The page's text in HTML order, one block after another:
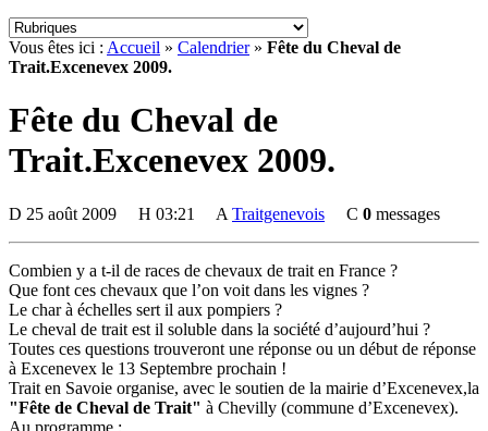
Vous êtes ici : Accueil » Calendrier» Fête du Cheval de
Trait.Excenevex 2009.
Fête du Cheval de
Trait.Excenevex 2009.
D 25 août 2009 H 03:21 A Traitgenevois C 0 messages
Combien y a t-il de races de chevaux de trait en France ?
Que font ces chevaux que l’on voit dans les vignes ?
Le char à échelles sert il aux pompiers ?
Le cheval de trait est il soluble dans la société d’aujourd’hui ?
Toutes ces questions trouveront une réponse ou un début de réponse
à Excenevex le 13 Septembre prochain !
Trait en Savoie organise, avec le soutien de la mairie d’Excenevex,la
"Fête de Cheval de Trait" à Chevilly (commune d’Excenevex).
Au programme :